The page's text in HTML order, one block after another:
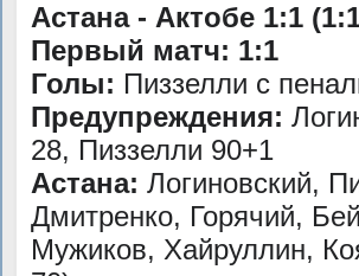
Астана - Актобе 1:1
Первый матч: 1:1
Голы: Пиззелли с
Предупреждения:
28, Пиззелли 90+1
Астана: Логиновский,
Дмитренко, Горячий,
Мужиков, Хайруллин,